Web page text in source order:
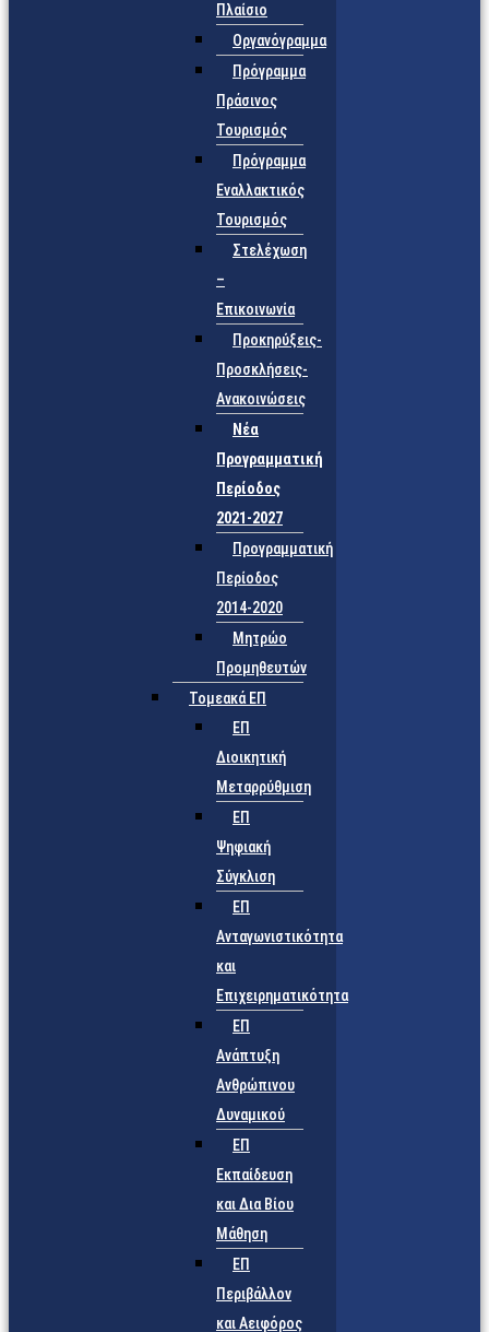
Πλαίσιο
Οργανόγραμμα
Πρόγραμμα
Πράσινος
Τουρισμός
Πρόγραμμα
Εναλλακτικός
Τουρισμός
Στελέχωση
–
Επικοινωνία
Προκηρύξεις-
Προσκλήσεις-
Ανακοινώσεις
Νέα
Προγραμματική
Περίοδος
2021-2027
Προγραμματική
Περίοδος
2014-2020
Μητρώο
Προμηθευτών
Τομεακά ΕΠ
ΕΠ
Διοικητική
Μεταρρύθμιση
ΕΠ
Ψηφιακή
Σύγκλιση
ΕΠ
Ανταγωνιστικότητα
και
Επιχειρηματικότητα
ΕΠ
Ανάπτυξη
Ανθρώπινου
Δυναμικού
ΕΠ
Εκπαίδευση
και Δια Βίου
Μάθηση
ΕΠ
Περιβάλλον
και Αειφόρος